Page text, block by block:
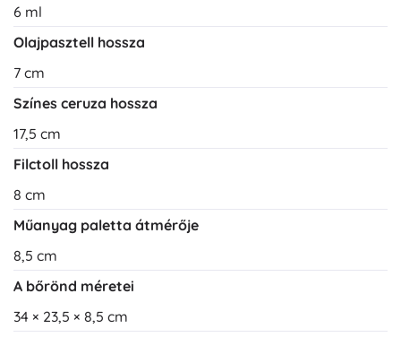
6 ml
Olajpasztell hossza
7 cm
Színes ceruza hossza
17,5 cm
Filctoll hossza
8 cm
Műanyag paletta átmérője
8,5 cm
A bőrönd méretei
34 × 23,5 × 8,5 cm